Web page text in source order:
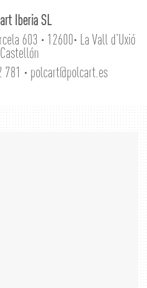
Iberia SL
603 · 12600· La Vall d’Uxió
781 · polcart@polcart.es